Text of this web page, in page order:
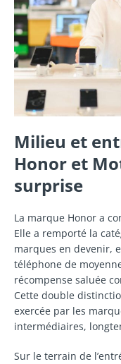
Milieu et
Honor et
surprise
La marque Honor a
Elle a remporté la
marques en devenir,
téléphone de
récompense saluée
Cette double
exercée par les
intermédiaires,
Sur le terrain de